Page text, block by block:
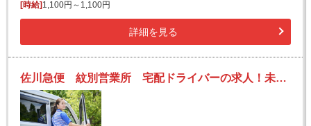
[時給]1,100円～1,100円
詳細を見る
佐川急便 紋別営業所 宅配ドライバーの求人！未経験歓迎！先輩たちがサポートします♪